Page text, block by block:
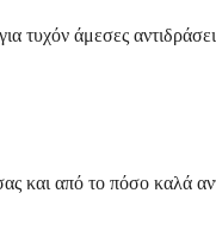
άμεσες
και από το πόσο καλά